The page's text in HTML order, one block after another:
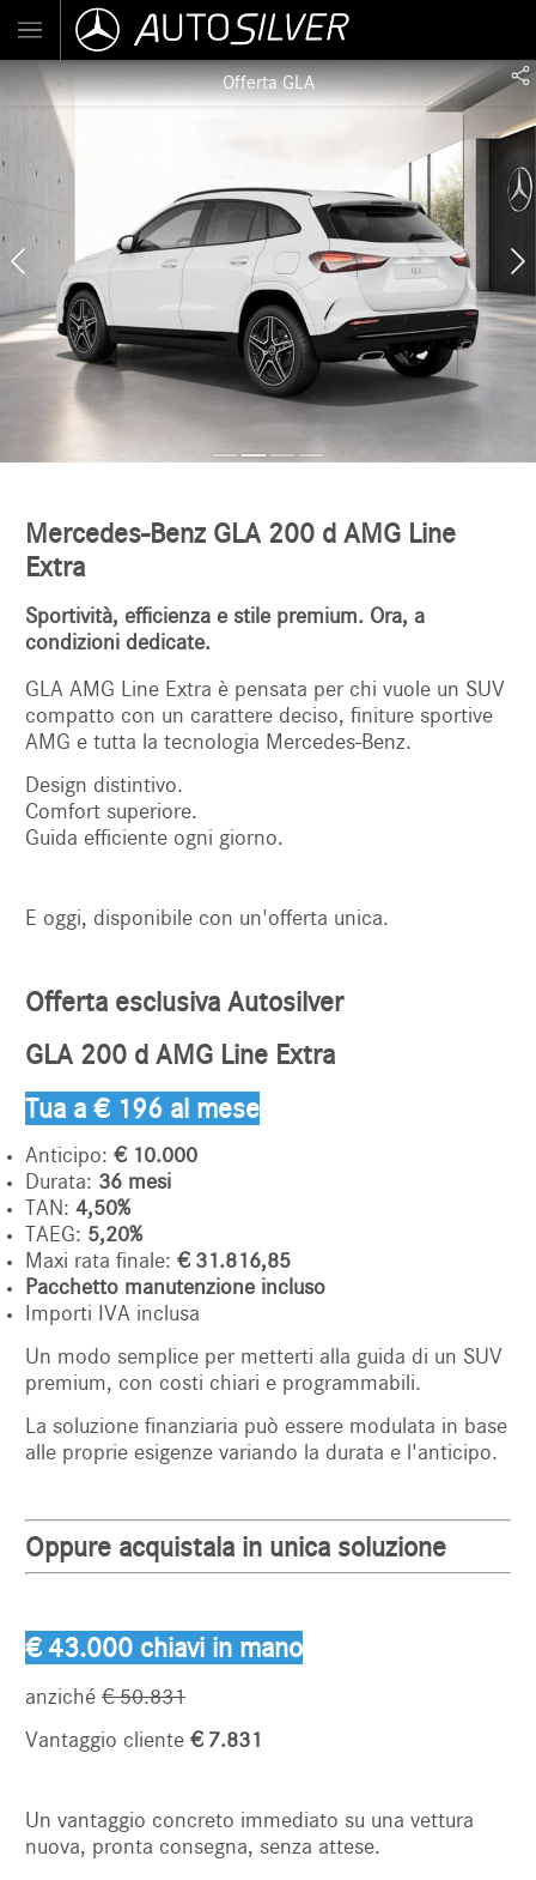
Offerta GLA
Mercedes-Benz GLA 200 d AMG Line
Extra
Sportività, efficienza e stile premium. Ora, a
condizioni dedicate.
GLA AMG Line Extra è pensata per chi vuole un SUV
compatto con un carattere deciso, finiture sportive
AMG e tutta la tecnologia Mercedes-Benz.
Design distintivo.
Comfort superiore.
Guida efficiente ogni giorno.
E oggi, disponibile con un'offerta unica.
Offerta esclusiva Autosilver
GLA 200 d AMG Line Extra
Tua a € 196 al mese
Anticipo:€ 10.000
Durata: 36 mesi
TAN:4,50%
TAEG: 5,20%
Maxi rata finale:€ 31.816,85
Pacchetto manutenzione incluso
Importi IVA inclusa
Un modo semplice per metterti alla guida di un SUV
premium, con costi chiari e programmabili.
La soluzione finanziaria può essere modulata in base
alle proprie esigenze variando la durata e l'anticipo.
Oppure acquistala in unica soluzione
€ 43.000 chiavi in mano
anziché€ 50.831
Vantaggio cliente € 7.831
Un vantaggio concreto immediato su una vettura
nuova, pronta consegna, senza attese.